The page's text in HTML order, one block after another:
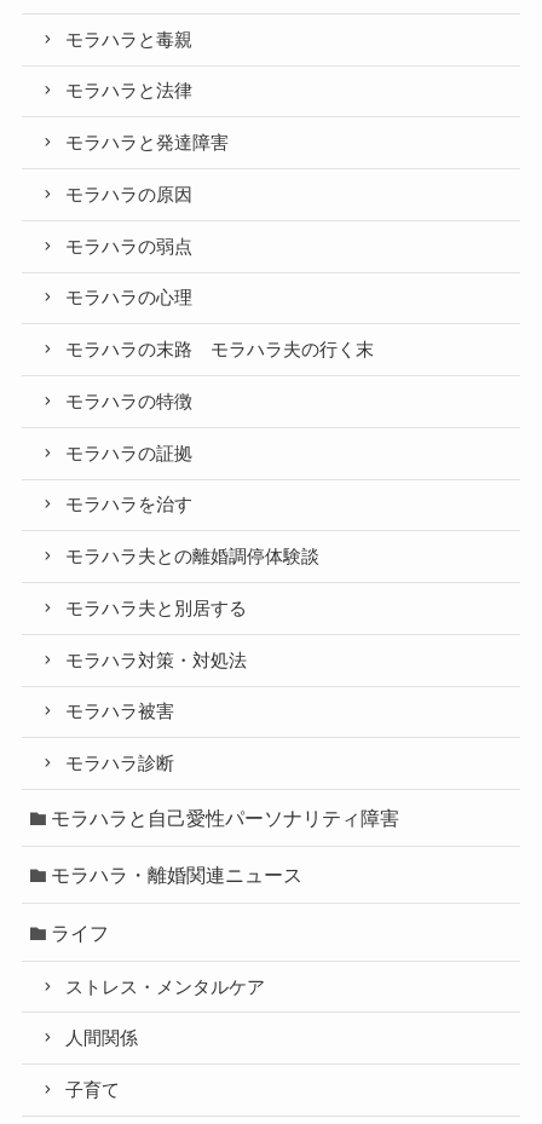
モラハラと毒親
モラハラと法律
モラハラと発達障害
モラハラの原因
モラハラの弱点
モラハラの心理
モラハラの末路 モラハラ夫の行く末
モラハラの特徴
モラハラの証拠
モラハラを治す
モラハラ夫との離婚調停体験談
モラハラ夫と別居する
モラハラ対策・対処法
モラハラ被害
モラハラ診断
モラハラと自己愛性パーソナリティ障害
モラハラ・離婚関連ニュース
ライフ
ストレス・メンタルケア
人間関係
子育て